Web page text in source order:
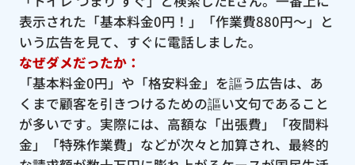
表示された「基本料金0円！」「作業費880円〜」と
いう広告を見て、すぐに電話しました。
なぜダメだったか：
「基本料金0円」や「格安料金」を謳う広告は、あ
くまで顧客を引きつけるための謳い文句であること
が多いです。実際には、高額な「出張費」「夜間料
金」「特殊作業費」などが次々と加算され、最終的